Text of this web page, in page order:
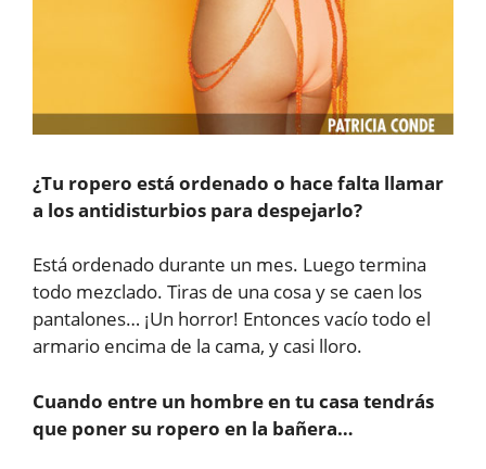
¿Tu ropero está ordenado o hace falta llamar
a los antidisturbios para despejarlo?
Está ordenado durante un mes. Luego termina
todo mezclado. Tiras de una cosa y se caen los
pantalones… ¡Un horror! Entonces vacío todo el
armario encima de la cama, y casi lloro.
Cuando entre un hombre en tu casa tendrás
que poner su ropero en la bañera…